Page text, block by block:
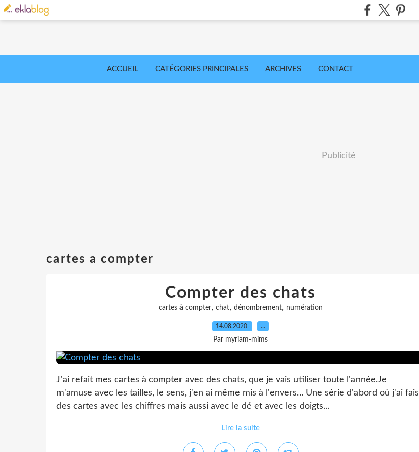
ACCUEIL CATÉGORIES PRINCIPALES ARCHIVES CONTACT
Publicité
cartes a compter
Compter des chats
cartes à compter, chat, dénombrement, numération
14.08.2020 …
Par myriam-mims
J'ai refait mes cartes à compter avec des chats, que je vais utiliser toute l'année.Je
m'amuse avec les tailles, le sens, j'en ai même mis à l'envers... Une série d'abord où j'ai fais
des cartes avec les chiffres mais aussi avec le dé et avec les doigts...
Lire la suite